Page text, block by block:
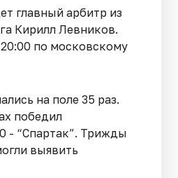
главный арбитр из
Кирилл Левников.
по московскому
на поле 35 раз.
победил
- “Спартак”. Трижды
выявить